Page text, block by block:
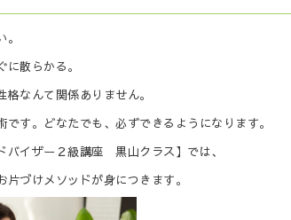
散らかる。
格なんて関係ありません。
です。どなたでも、必ずできるようになります。
バイザー２級講座 黒山クラス】では、
片づけメソッドが身につきます。